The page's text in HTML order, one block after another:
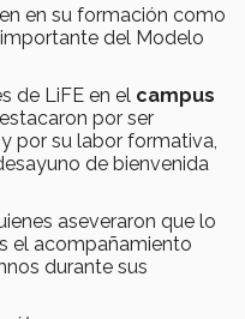
en su formación como
del Modelo
de LiFE en el campus
por ser
por su labor formativa,
de bienvenida
aseveraron que lo
el acompañamiento
durante sus